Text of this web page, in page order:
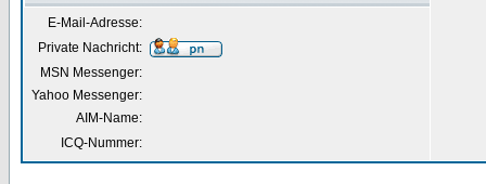
E-Mail-Adresse:
Private Nachricht:
MSN Messenger:
Yahoo Messenger:
AIM-Name:
ICQ-Nummer: